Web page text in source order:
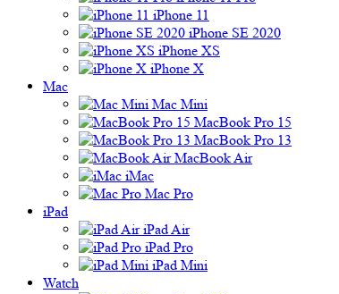
iPhone 11
iPhone SE 2020
iPhone XS
iPhone X
Mac
Mac Mini
MacBook Pro 15
MacBook Pro 13
MacBook Air
iMac
Mac Pro
iPad
iPad Air
iPad Pro
iPad Mini
Watch